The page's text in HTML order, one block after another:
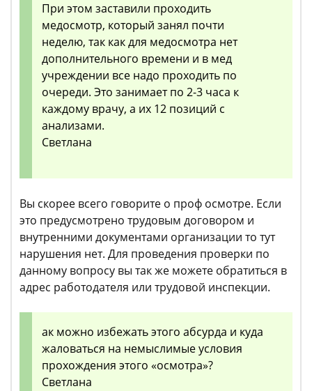
При этом заставили проходить
медосмотр, который занял почти
неделю, так как для медосмотра нет
дополнительного времени и в мед
учреждении все надо проходить по
очереди. Это занимает по 2-3 часа к
каждому врачу, а их 12 позиций с
анализами.
Светлана
Вы скорее всего говорите о проф осмотре. Если
это предусмотрено трудовым договором и
внутренними документами организации то тут
нарушения нет. Для проведения проверки по
данному вопросу вы так же можете обратиться в
адрес работодателя или трудовой инспекции.
ак можно избежать этого абсурда и куда
жаловаться на немыслимые условия
прохождения этого «осмотра»?
Светлана